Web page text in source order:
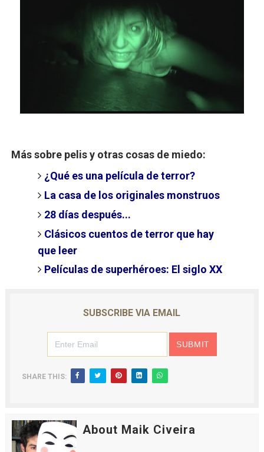
Más sobre pelis y otras cosas de miedo:
¿Qué es una película de terror?
La casa de los originales monstruos
28 días después...
Clásicos cuentos de terror que hay
que leer
Películas de superhéroes: El siglo XX
SUBSCRIBE VIA EMAIL
SHARE THIS:
About Maik Civeira